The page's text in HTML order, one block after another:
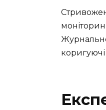
коригуючі